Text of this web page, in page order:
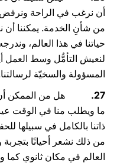
أن نرغب في الراحة
من شأنِ الخدمة. يمكننا
حياتنا في هذا العالم،
لنعيش التأمُّل وسط العمل
المسؤولة والسخيّة
27.
هل من الممكن
ما ويطلب منا في الوقت
ذاتنا بالكامل في سبيلها
من ذلك نشعر أحيانًا بتجربة
العالم في مكان ثانوي كما